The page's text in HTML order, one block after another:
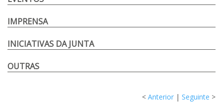
IMPRENSA
INICIATIVAS DA JUNTA
OUTRAS
< Anterior | Seguinte >